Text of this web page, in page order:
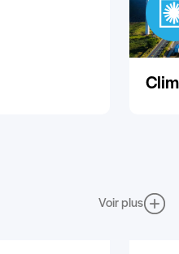
Voir plus